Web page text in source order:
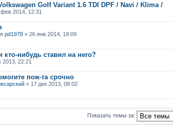
Golf Variant 1.6 TDI DPF / Navi / Klima /
2014, 12:31
pd1978 » 26 янв 2014, 19:09
кто-нибудь ставил на него?
2013, 22:21
пож-та срочно
» 17 дек 2013, 08:02
Показать темы за: